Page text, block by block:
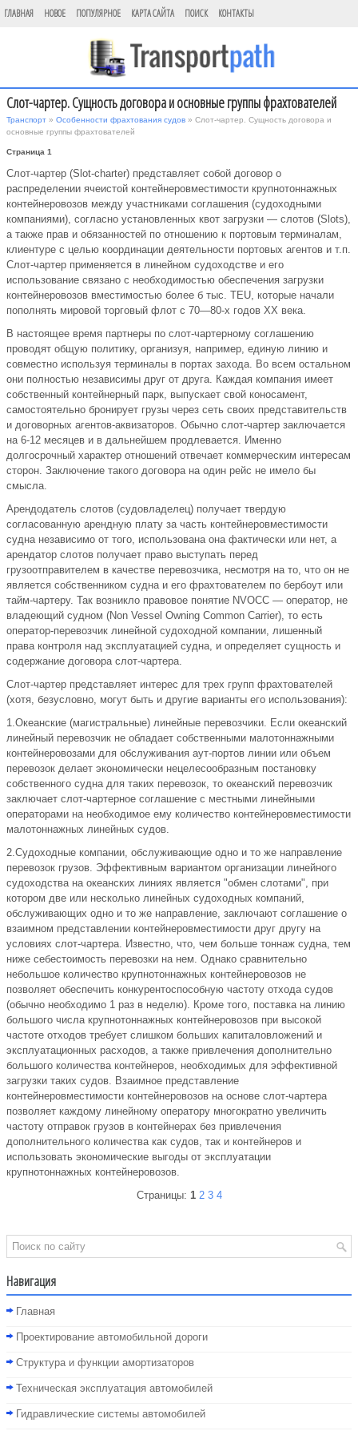
ГЛАВНАЯ НОВОЕ ПОПУЛЯРНОЕ КАРТА САЙТА ПОИСК КОНТАКТЫ
Слот-чартер. Сущность договора и основные группы фрахтователей
Транспорт » Особенности фрахтования судов » Слот-чартер. Сущность договора и
основные группы фрахтователей
Страница 1
Слот-чартер (Slot-charter) представляет собой договор о
распределении ячеистой контейнеровместимости крупнотоннажных
контейнеровозов между участниками соглашения (судоходными
компаниями), согласно установленных квот загрузки — слотов (Slots),
а также прав и обязанностей по отношению к портовым терминалам,
клиентуре с целью координации деятельности портовых агентов и т.п.
Слот-чартер применяется в линейном судоходстве и его
использование связано с необходимостью обеспечения загрузки
контейнеровозов вместимостью более б тыс. TEU, которые начали
пополнять мировой торговый флот с 70—80-х годов XX века.
В настоящее время партнеры по слот-чартерному соглашению
проводят общую политику, организуя, например, единую линию и
совместно используя терминалы в портах захода. Во всем остальном
они полностью независимы друг от друга. Каждая компания имеет
собственный контейнерный парк, выпускает свой коносамент,
самостоятельно бронирует грузы через сеть своих представительств
и договорных агентов-аквизаторов. Обычно слот-чартер заключается
на 6-12 месяцев и в дальнейшем продлевается. Именно
долгосрочный характер отношений отвечает коммерческим интересам
сторон. Заключение такого договора на один рейс не имело бы
смысла.
Арендодатель слотов (судовладелец) получает твердую
согласованную арендную плату за часть контейнеровместимости
судна независимо от того, использована она фактически или нет, а
арендатор слотов получает право выступать перед
грузоотправителем в качестве перевозчика, несмотря на то, что он не
является собственником судна и его фрахтователем по бербоут или
тайм-чартеру. Так возникло правовое понятие NVOCC — оператор, не
владеющий судном (Non Vessel Owning Common Carrier), то есть
оператор-перевозчик линейной судоходной компании, лишенный
права контроля над эксплуатацией судна, и определяет сущность и
содержание договора слот-чартера.
Слот-чартер представляет интерес для трех групп фрахтователей
(хотя, безусловно, могут быть и другие варианты его использования):
1.Океанские (магистральные) линейные перевозчики. Если океанский
линейный перевозчик не обладает собственными малотоннажными
контейнеровозами для обслуживания аут-портов линии или объем
перевозок делает экономически нецелесообразным постановку
собственного судна для таких перевозок, то океанский перевозчик
заключает слот-чартерное соглашение с местными линейными
операторами на необходимое ему количество контейнеровместимости
малотоннажных линейных судов.
2.Судоходные компании, обслуживающие одно и то же направление
перевозок грузов. Эффективным вариантом организации линейного
судоходства на океанских линиях является "обмен слотами", при
котором две или несколько линейных судоходных компаний,
обслуживающих одно и то же направление, заключают соглашение о
взаимном представлении контейнеровместимости друг другу на
условиях слот-чартера. Известно, что, чем больше тоннаж судна, тем
ниже себестоимость перевозки на нем. Однако сравнительно
небольшое количество крупнотоннажных контейнеровозов не
позволяет обеспечить конкурентоспособную частоту отхода судов
(обычно необходимо 1 раз в неделю). Кроме того, поставка на линию
большого числа крупнотоннажных контейнеровозов при высокой
частоте отходов требует слишком больших капиталовложений и
эксплуатационных расходов, а также привлечения дополнительно
большого количества контейнеров, необходимых для эффективной
загрузки таких судов. Взаимное представление
контейнеровместимости контейнеровозов на основе слот-чартера
позволяет каждому линейному оператору многократно увеличить
частоту отправок грузов в контейнерах без привлечения
дополнительного количества как судов, так и контейнеров и
использовать экономические выгоды от эксплуатации
крупнотоннажных контейнеровозов.
Страницы: 1 2 3 4
Навигация
Главная
Проектирование автомобильной дороги
Структура и функции амортизаторов
Техническая эксплуатация автомобилей
Гидравлические системы автомобилей